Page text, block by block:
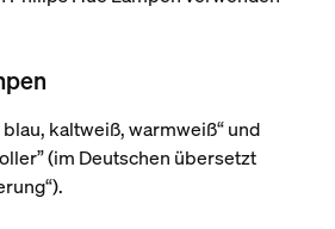
kaltweiß, warmweiß“ und
(im Deutschen übersetzt